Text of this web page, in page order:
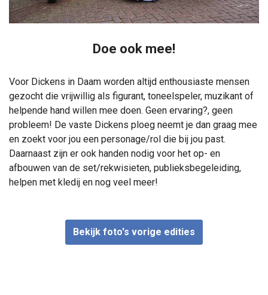
Doe ook mee!
Voor Dickens in Daam worden altijd enthousiaste mensen
gezocht die vrijwillig als figurant, toneelspeler, muzikant of
helpende hand willen mee doen. Geen ervaring?, geen
probleem! De vaste Dickens ploeg neemt je dan graag mee
en zoekt voor jou een personage/rol die bij jou past.
Daarnaast zijn er ook handen nodig voor het op- en
afbouwen van de set/rekwisieten, publieksbegeleiding,
helpen met kledij en nog veel meer!
Bekijk foto's vorige edities